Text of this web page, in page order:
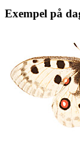
Exempel på